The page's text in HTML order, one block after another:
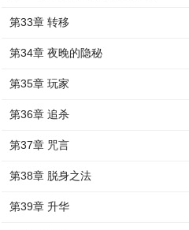
第33章 转移
第34章 夜晚的隐秘
第35章 玩家
第36章 追杀
第37章 咒言
第38章 脱身之法
第39章 升华